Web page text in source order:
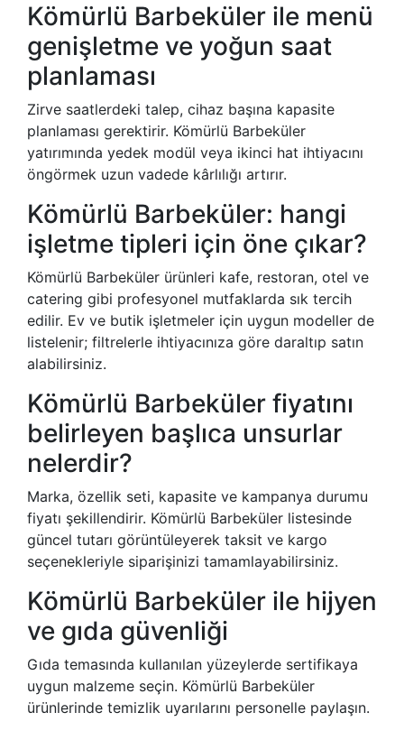
Kömürlü Barbeküler ile menü
genişletme ve yoğun saat
planlaması
Zirve saatlerdeki talep, cihaz başına kapasite
planlaması gerektirir. Kömürlü Barbeküler
yatırımında yedek modül veya ikinci hat ihtiyacını
öngörmek uzun vadede kârlılığı artırır.
Kömürlü Barbeküler: hangi
işletme tipleri için öne çıkar?
Kömürlü Barbeküler ürünleri kafe, restoran, otel ve
catering gibi profesyonel mutfaklarda sık tercih
edilir. Ev ve butik işletmeler için uygun modeller de
listelenir; filtrelerle ihtiyacınıza göre daraltıp satın
alabilirsiniz.
Kömürlü Barbeküler fiyatını
belirleyen başlıca unsurlar
nelerdir?
Marka, özellik seti, kapasite ve kampanya durumu
fiyatı şekillendirir. Kömürlü Barbeküler listesinde
güncel tutarı görüntüleyerek taksit ve kargo
seçenekleriyle siparişinizi tamamlayabilirsiniz.
Kömürlü Barbeküler ile hijyen
ve gıda güvenliği
Gıda temasında kullanılan yüzeylerde sertifikaya
uygun malzeme seçin. Kömürlü Barbeküler
ürünlerinde temizlik uyarılarını personelle paylaşın.